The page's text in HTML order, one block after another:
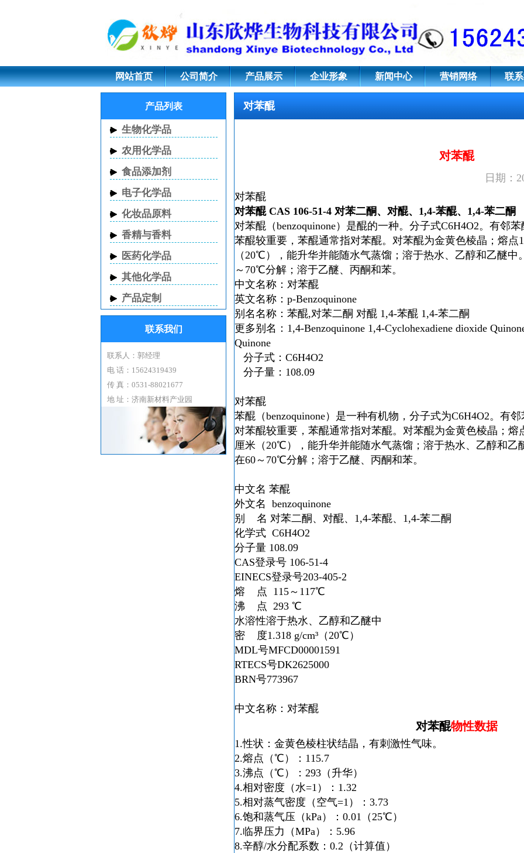
对苯醌 CAS 106-51-4 对苯二酮、对醌、1,4-苯醌、
网站首页 公司简介 产品展示 企业形象 新闻中心 营销网络 联
对苯醌
对苯醌
日期：
对苯醌
对苯醌CAS 106-51-4 对苯二酮、对醌、1,4-苯醌、1,4-苯二酮
对苯醌 （benzoquinone）是醌的一种。分子式C6H4O2。有邻
苯醌较重要，苯醌通常指对苯醌。 对苯醌为金黄色棱晶；熔点
（20℃），能升华并能随水气蒸馏；溶于热水、乙醇和乙醚
～70℃分解；溶于乙醚、丙酮和苯。
中文名称： 对苯醌
英文名称：p-Benzoquinone
别名名称：苯醌,对苯二酮 对醌 1,4-苯醌 1,4-苯二酮
更多别名：1,4-Benzoquinone 1,4-Cyclohexadiene dioxide
Quinone
分子式：C6H4O2
分子量：108.09
对苯醌
苯醌（benzoquinone）是一种有机物，分子式为C6H4O2。有邻
对苯醌较重要，苯醌通常指对苯醌。 对苯醌为金黄色棱晶；熔
厘米（20℃），能升华并能随水气蒸馏；溶于热水、乙醇和乙
在60～70℃分解；溶于乙醚、 丙酮和苯。
中文名 苯醌
外文名
benzoquinone
别 名 对苯二酮 、 对醌、 1,4-苯醌、 1,4-苯二酮
化学式 C6H4O2
分子量 108.09
CAS登录号 106-51-4
EINECS登录号203-405-2
熔 点 115～117℃
沸 点 293 ℃
水溶性溶于热水、乙醇和乙醚中
密 度1.318 g/cm³ （20℃）
MDL号MFCD00001591
RTECS号DK2625000
BRN号773967
中文名称： 对苯醌
对苯醌物性数据
1.性状：金黄色棱柱状结晶，有刺激性气味。
2.熔点（℃）：115.7
3.沸点（℃）：293（升华）
4.相对密度（水=1）：1.32
5.相对蒸气密度（ 空气=1）：3.73
6.饱和蒸气压（kPa）：0.01（25℃）
7.临界压力（MPa）：5.96
8.辛醇/水分配系数：0.2（计算值）
产品列表
生物化学品
农用化学品
食品添加剂
电子化学品
化妆品原料
香精与香料
医药化学品
其他化学品
产品定制
联系我们
联系人：郭经理
电 话：15624319439
传 真：0531-88021677
地 址：济南新材料产业园